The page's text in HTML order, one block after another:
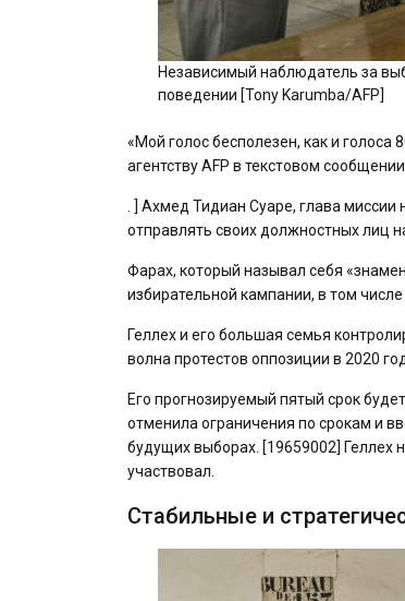
Независимый наблюдатель за
поведении [Tony Karumba/AFP]
«Мой голос бесполезен, как и
агентству AFP в текстовом сообщении
. ] Ахмед Тидиан Суаре, глава
отправлять своих должностных лиц
Фарах, который называл себя
избирательной кампании, в том
Геллех и его большая семья
волна протестов оппозиции в 2020
Его прогнозируемый пятый срок
отменила ограничения по срокам и
будущих выборах. [19659002] Геллех
участвовал.
Стабильные и